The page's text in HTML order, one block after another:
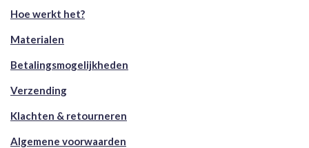
Hoe werkt het?
Materialen
Betalingsmogelijkheden
Verzending
Klachten & retourneren
Algemene voorwaarden